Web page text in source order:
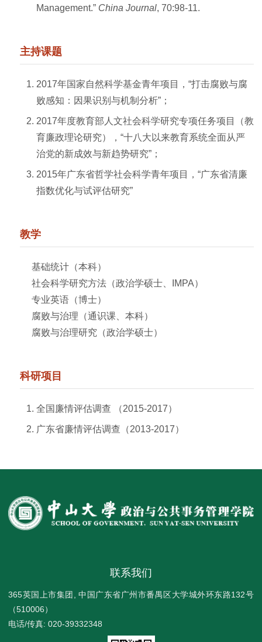
Management.” China Journal, 70:98-11.
主持课题
2017年国家自然科学基金青年项目，“打击腐败与腐
败感知：因果识别与机制分析”；
2017年度教育部人文社会科学研究专项任务项目（教
育廉政理论研究），“十八大以来教育系统全面从严
治党的新成效与新趋势研究”；
2015年广东省哲学社会科学青年项目，“广东省清廉
指数优化与试评估研究”
教学
基础统计（本科）
社会科学研究方法（政治学硕士、IMPA）
专业英语（博士）
腐败与治理（通识课、本科）
腐败与治理研究（政治学硕士）
科研项目
全国廉情评估调查 （2015-2017）
广东省廉情评估调查（2013-2017）
联系我们
365英国上市集团, 中国广东省广州市番禺区大学城外环东路132号
（510006）
电话/传真: 020-39332348